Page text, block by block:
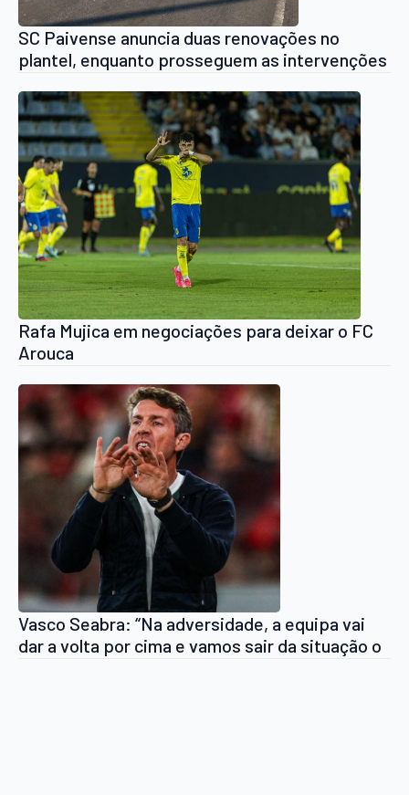
SC Paivense anuncia duas renovações no
plantel, enquanto prosseguem as intervenções
Rafa Mujica em negociações para deixar o FC
Arouca
Vasco Seabra: “Na adversidade, a equipa vai
dar a volta por cima e vamos sair da situação o